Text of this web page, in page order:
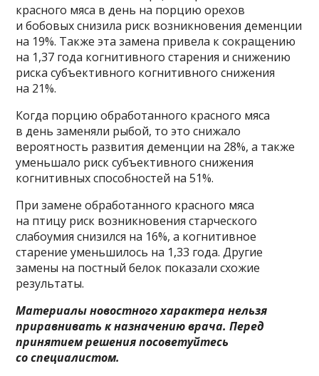
красного мяса в день на порцию орехов
и бобовых снизила риск возникновения деменции
на 19%. Также эта замена привела к сокращению
на 1,37 года когнитивного старения и снижению
риска субъективного когнитивного снижения
на 21%.
Когда порцию обработанного красного мяса
в день заменяли рыбой, то это снижало
вероятность развития деменции на 28%, а также
уменьшало риск субъективного снижения
когнитивных способностей на 51%.
При замене обработанного красного мяса
на птицу риск возникновения старческого
слабоумия снизился на 16%, а когнитивное
старение уменьшилось на 1,33 года. Другие
замены на постный белок показали схожие
результаты.
Материалы новостного характера нельзя
приравнивать к назначению врача. Перед
принятием решения посоветуйтесь
со специалистом.